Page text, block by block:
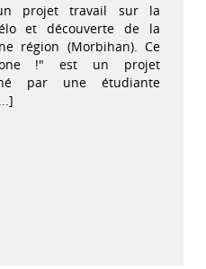
projet travail sur la
et découverte de la
région (Morbihan). Ce
!" est un projet
par une étudiante